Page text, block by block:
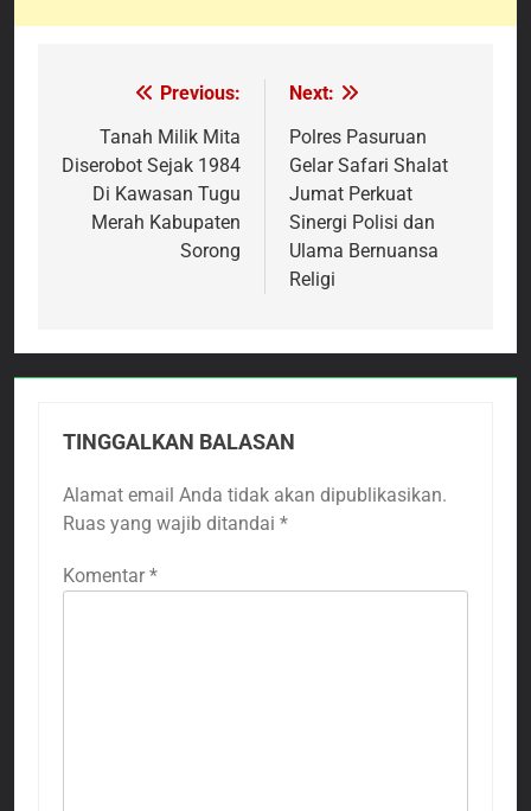
Navigasi
pos
Previous:
Tanah Milik Mita
Diserobot Sejak 1984
Di Kawasan Tugu
Merah Kabupaten
Sorong
Next:
Polres Pasuruan
Gelar Safari Shalat
Jumat Perkuat
Sinergi Polisi dan
Ulama Bernuansa
Religi
TINGGALKAN BALASAN
Alamat email Anda tidak akan dipublikasikan.
Ruas yang wajib ditandai *
Komentar *